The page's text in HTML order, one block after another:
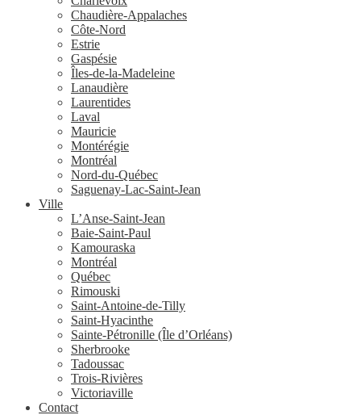
Chaudière-Appalaches
Côte-Nord
Estrie
Gaspésie
Îles-de-la-Madeleine
Lanaudière
Laurentides
Laval
Mauricie
Montérégie
Montréal
Nord-du-Québec
Saguenay-Lac-Saint-Jean
Ville
L’Anse-Saint-Jean
Baie-Saint-Paul
Kamouraska
Montréal
Québec
Rimouski
Saint-Antoine-de-Tilly
Saint-Hyacinthe
Sainte-Pétronille (Île d’Orléans)
Sherbrooke
Tadoussac
Trois-Rivières
Victoriaville
Contact